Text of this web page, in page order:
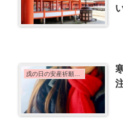
戌の日の安産祈願のこと